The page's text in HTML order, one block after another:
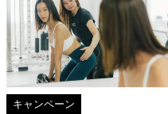
キャンペーン